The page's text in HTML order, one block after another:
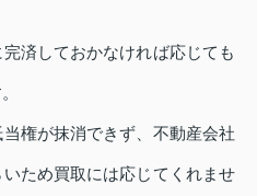
済しておかなければ応じても
権が抹消できず、不動産会社
ため買取には応じてくれませ